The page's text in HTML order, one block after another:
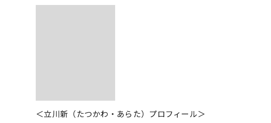
＜立川新（たつかわ・あらた）プロフィール＞